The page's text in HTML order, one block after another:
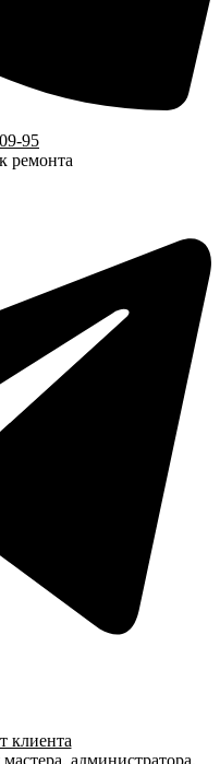
95
ремонта
клиента
администратора,